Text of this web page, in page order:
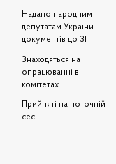
Надано народним
депутатам України
документів до ЗП
Знаходяться на
опрацюванні в
комітетах
Прийняті на поточній
сесії